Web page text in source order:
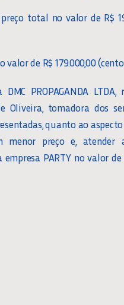
total no valor de R$
de R$ 179.000,00
PROPAGANDA
Oliveira, tomadora dos
quanto ao
menor preço e, atender
PARTY no valor